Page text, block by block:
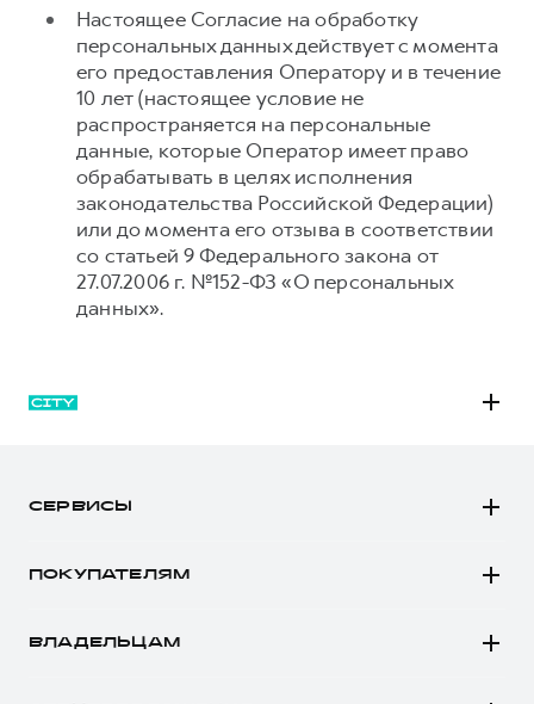
Настоящее Согласие на обработку
персональных данных действует с момента
его предоставления Оператору и в течение
10 лет (настоящее условие не
распространяется на персональные
данные, которые Оператор имеет право
обрабатывать в целях исполнения
законодательства Российской Федерации)
или до момента его отзыва в соответствии
со статьей 9 Федерального закона от
27.07.2006 г. №152-ФЗ «О персональных
данных».
СЕРВИСЫ
ПОКУПАТЕЛЯМ
Конфигуратор HAVAL
ВЛАДЕЛЬЦАМ